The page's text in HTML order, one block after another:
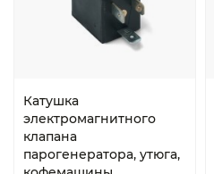
Катушка
электромагнитного
клапана
парогенератора, утюга,